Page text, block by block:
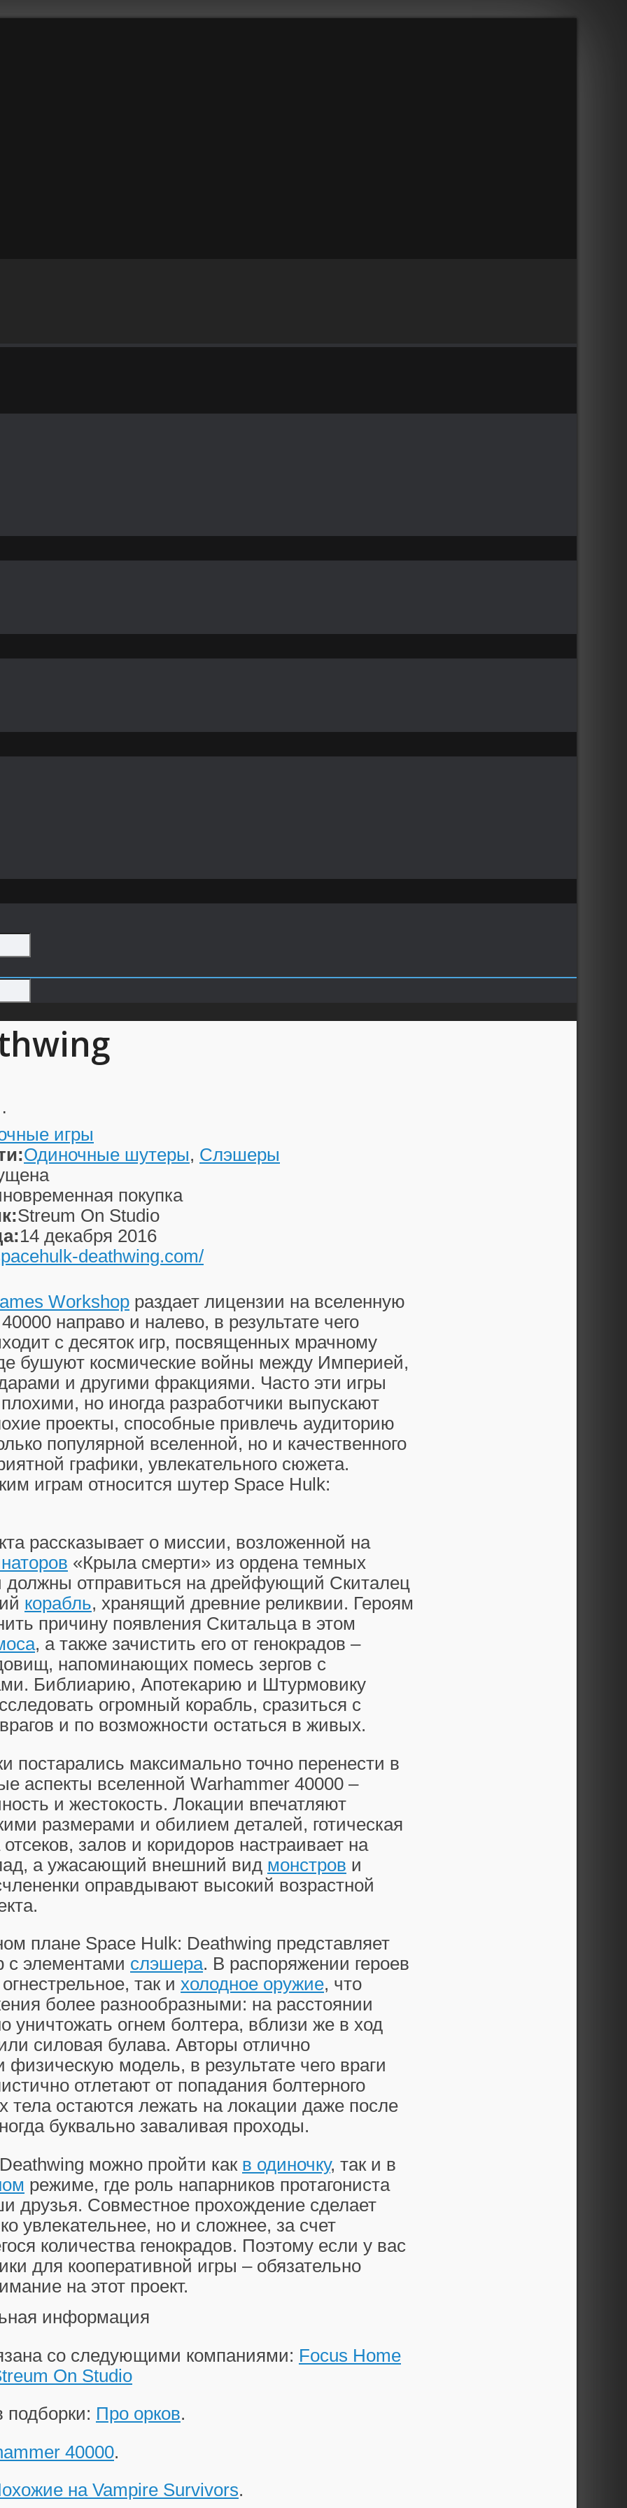
игры
Одиночные шутеры, Слэшеры
покупка
Streum On Studio
14 декабря 2016
deathwing.com/
Workshop раздает лицензии на вселенную
направо и налево, в результате чего
с десяток игр, посвященных мрачному
бушуют космические войны между Империей,
и другими фракциями. Часто эти игры
но иногда разработчики выпускают
проекты, способные привлечь аудиторию
популярной вселенной, но и качественного
графики, увлекательного сюжета.
играм относится шутер Space Hulk:
рассказывает о миссии, возложенной на
«Крыла смерти» из ордена темных
должны отправиться на дрейфующий Скиталец
корабль, хранящий древние реликвии. Героям
причину появления Скитальца в этом
, а также зачистить его от генокрадов –
напоминающих помесь зергов с
Библиарию, Апотекарию и Штурмовику
огромный корабль, сразиться с
и по возможности остаться в живых.
постарались максимально точно перенести в
аспекты вселенной Warhammer 40000 –
и жестокость. Локации впечатляют
размерами и обилием деталей, готическая
отсеков, залов и коридоров настраивает на
а ужасающий внешний вид монстров и
оправдывают высокий возрастной
плане Space Hulk: Deathwing представляет
с элементами слэшера. В распоряжении героев
так и холодное оружие, что
более разнообразными: на расстоянии
уничтожать огнем болтера, вблизи же в ход
силовая булава. Авторы отлично
физическую модель, в результате чего враги
отлетают от попадания болтерного
тела остаются лежать на локации даже после
буквально заваливая проходы.
можно пройти как в одиночку, так и в
режиме, где роль напарников протагониста
друзья. Совместное прохождение сделает
увлекательнее, но и сложнее, за счет
количества генокрадов. Поэтому если у вас
для кооперативной игры – обязательно
на этот проект.
информация
со следующими компаниями: Focus Home
On Studio
подборки: Про орков.
40000.
на Vampire Survivors.